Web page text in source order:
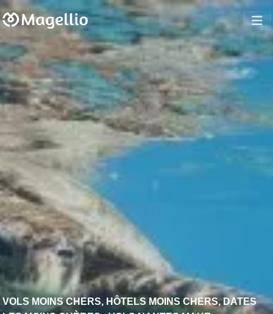
VOLS MOINS CHERS, HÔTELS MOINS CHERS, DATES